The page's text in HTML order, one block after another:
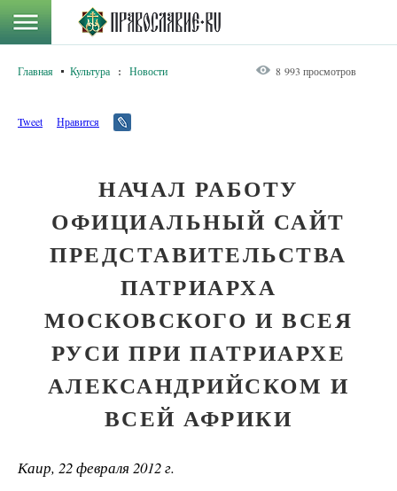
Главная Культура : Новости 8 993 просмотров
Tweet Нравится
НАЧАЛ РАБОТУ
ОФИЦИАЛЬНЫЙ САЙТ
ПРЕДСТАВИТЕЛЬСТВА
ПАТРИАРХА
МОСКОВСКОГО И ВСЕЯ
РУСИ ПРИ ПАТРИАРХЕ
АЛЕКСАНДРИЙСКОМ И
ВСЕЙ АФРИКИ
Каир, 22 февраля 2012 г.